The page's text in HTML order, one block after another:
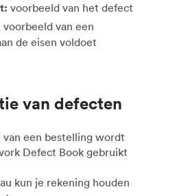
voorbeeld van het defect
voorbeeld van een
de eisen voldoet
van defecten
een bestelling wordt
Defect Book gebruikt
kun je rekening houden